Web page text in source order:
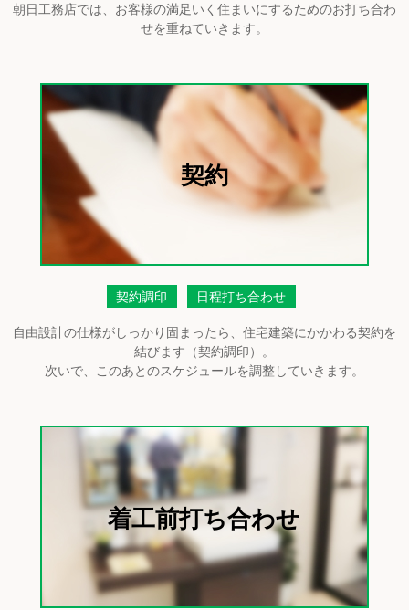
朝日工務店では、お客様の満足いく住まいにするためのお打ち合わ
せを重ねていきます。
契約
契約調印 日程打ち合わせ
自由設計の仕様がしっかり固まったら、住宅建築にかかわる契約を
結びます（契約調印）。
次いで、このあとのスケジュールを調整していきます。
着工前打ち合わせ